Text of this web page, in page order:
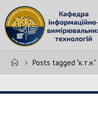
Skip
to
content
HomePosts tagged "к.т.н."